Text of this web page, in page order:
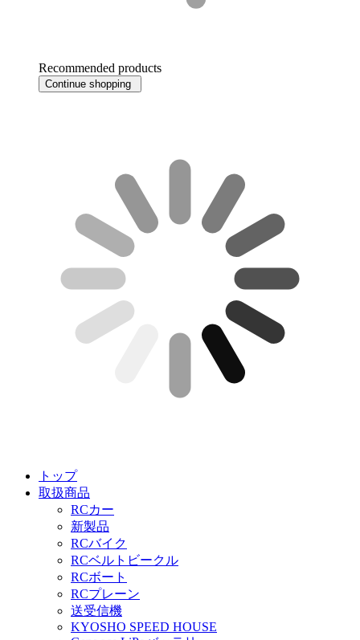
Recommended products
Continue shopping
トップ
取扱商品
RCカー
新製品
RCバイク
RCベルトビークル
RCボート
RCプレーン
送受信機
KYOSHO SPEED HOUSE